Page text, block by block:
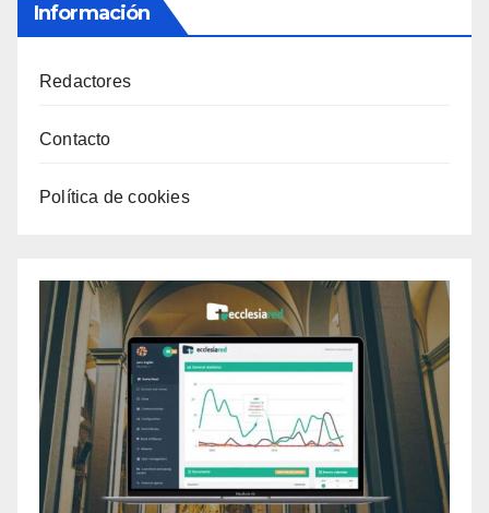
Información
Redactores
Contacto
Política de cookies